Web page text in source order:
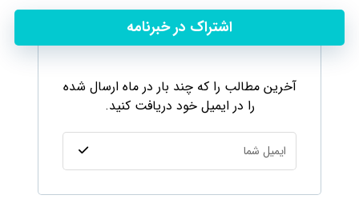
اشتراک در خبرنامه
آخرین مطالب را که چند بار در ماه ارسال شده
را در ایمیل خود دریافت کنید.